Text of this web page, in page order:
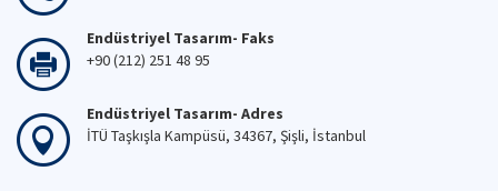
Endüstriyel Tasarım- Faks
+90 (212) 251 48 95
Endüstriyel Tasarım- Adres
İTÜ Taşkışla Kampüsü, 34367, Şişli, İstanbul